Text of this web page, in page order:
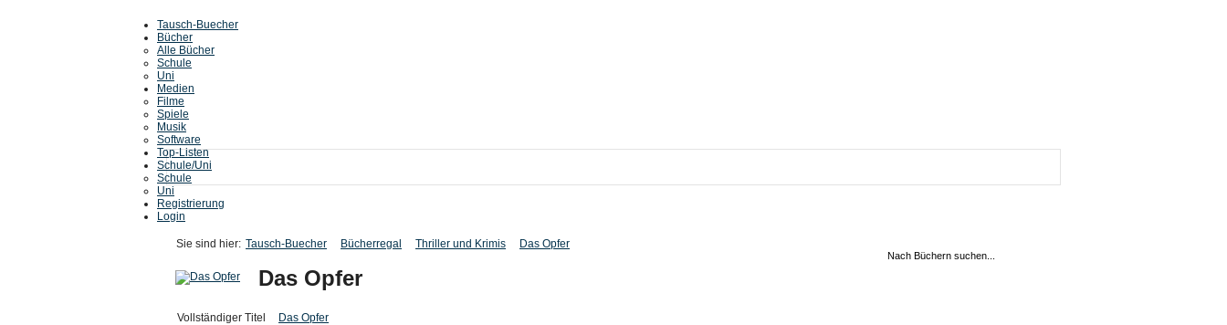
Tausch-Buecher
Bücher
Alle Bücher
Schule
Uni
Medien
Filme
Spiele
Musik
Software
Top-Listen
Schule/Uni
Schule
Uni
Registrierung
Login
Sie sind hier: Tausch-Buecher Bücherregal Thriller und Krimis Das Opfer
Das Opfer
Vollständiger Titel
Das Opfer